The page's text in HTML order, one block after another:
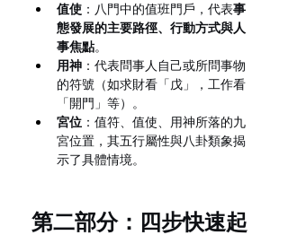
值使 ：八門中的值班門戶，代表事
態發展的主要路徑、行動方式與人
事焦點。
用神 ：代表問事人自己或所問事物
的符號（如求財看「戊」，工作看
「開門」等）。
宮位 ：值符、值使、用神所落的九
宮位置，其五行屬性與八卦類象揭
示了具體情境。
第二部分：四步快速起